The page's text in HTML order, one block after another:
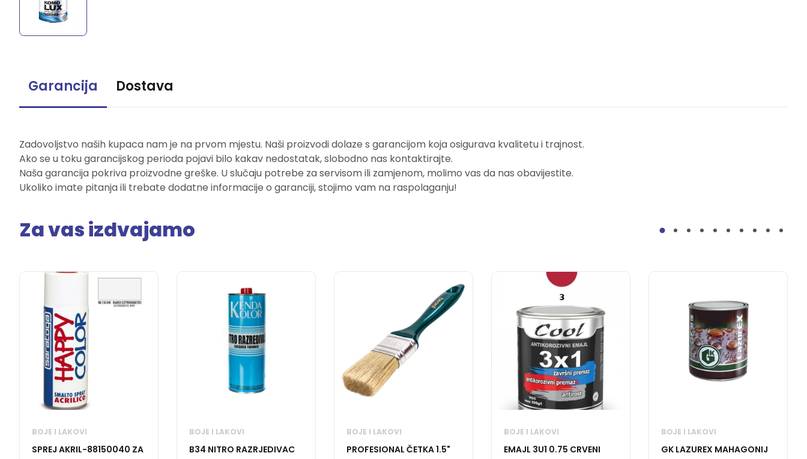
Garancija Dostava
Zadovoljstvo naših kupaca nam je na prvom mjestu. Naši proizvodi dolaze s garancijom koja osigurava kvalitetu i trajnost.
Ako se u toku garancijskog perioda pojavi bilo kakav nedostatak, slobodno nas kontaktirajte.
Naša garancija pokriva proizvodne greške. U slučaju potrebe za servisom ili zamjenom, molimo vas da nas obavijestite.
Ukoliko imate pitanja ili trebate dodatne informacije o garanciji, stojimo vam na raspolaganju!
Za vas izdvajamo
BOJE I LAKOVI
SPREJ AKRIL-88150040 ZA
BOJE I LAKOVI
B34 NITRO RAZRJEDIVAC
BOJE I LAKOVI
PROFESIONAL ČETKA 1.5"
BOJE I LAKOVI
EMAJL 3U1 0.75 CRVENI
BOJE I LAKOVI
GK LAZUREX MAHAGONIJ